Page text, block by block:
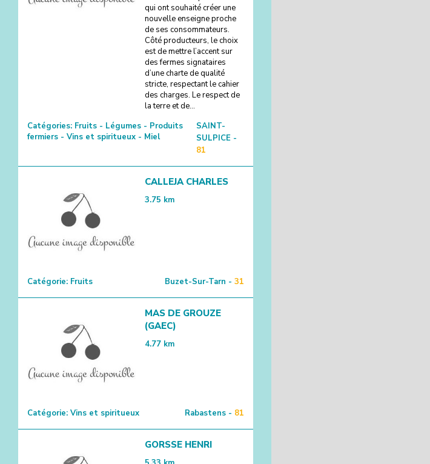
qui ont souhaité créer une
nouvelle enseigne proche
de ses consommateurs.
Côté producteurs, le choix
est de mettre l’accent sur
des fermes signataires
d’une charte de qualité
stricte, respectant le cahier
des charges. Le respect de
la terre et de...
Catégories: Fruits - Légumes - Produits
fermiers - Vins et spiritueux - Miel
SAINT-
SULPICE -
81
CALLEJA CHARLES
3.75 km
Catégorie: Fruits Buzet-Sur-Tarn - 31
MAS DE GROUZE
(GAEC)
4.77 km
Catégorie: Vins et spiritueux Rabastens - 81
GORSSE HENRI